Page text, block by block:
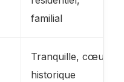
familial
Tranquille, cœur
historique